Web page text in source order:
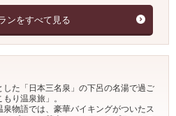
ンをすべて見る
した「日本三名泉」の下呂の名湯で過ご
り温泉旅」。
泉物語では、豪華バイキングがついたス